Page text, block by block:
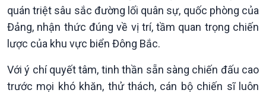
quán triệt sâu sắc đường lối quân sự, quốc phòng của
Đảng, nhận thức đúng về vị trí, tầm quan trọng chiến
lược của khu vực biển Đông Bắc.
Với ý chí quyết tâm, tinh thần sẵn sàng chiến đấu cao
trước mọi khó khăn, thử thách, cán bộ chiến sĩ luôn